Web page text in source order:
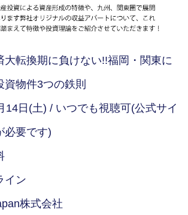
大転換期に負けない!!福岡・関東に
資物件3つの鉄則
14日(土) / いつでも視聴可(公式サイ
必要です)
イン
株式会社